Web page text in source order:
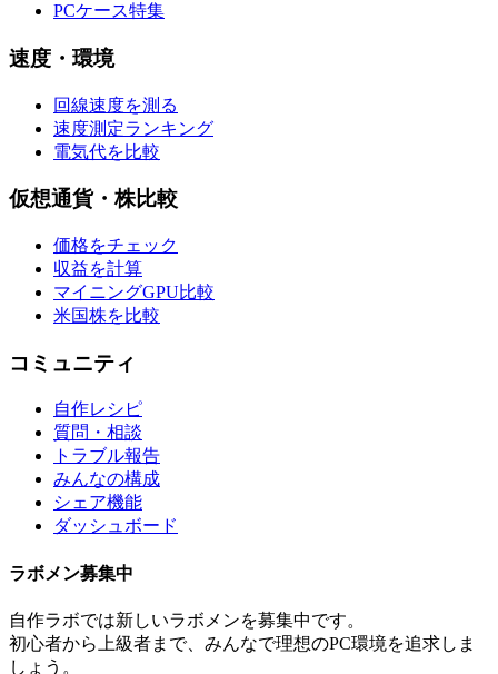
PCケース特集
速度・環境
回線速度を測る
速度測定ランキング
電気代を比較
仮想通貨・株比較
価格をチェック
収益を計算
マイニングGPU比較
米国株を比較
コミュニティ
自作レシピ
質問・相談
トラブル報告
みんなの構成
シェア機能
ダッシュボード
ラボメン募集中
自作ラボでは新しいラボメンを募集中です。
初心者から上級者まで、みんなで理想のPC環境を追求しま
しょう。